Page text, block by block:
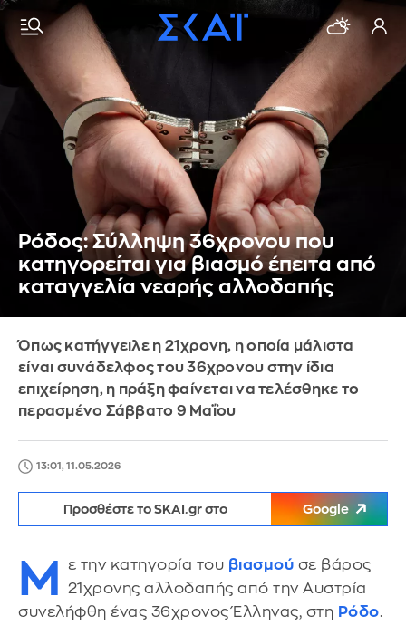
Ρόδος: Σύλληψη 36χρονου που
κατηγορείται για βιασμό έπειτα από
καταγγελία νεαρής αλλοδαπής
Όπως κατήγγειλε η 21χρονη, η οποία μάλιστα
είναι συνάδελφος του 36χρονου στην ίδια
επιχείρηση, η πράξη φαίνεται να τελέσθηκε το
περασμένο Σάββατο 9 Μαΐου
13:01, 11.05.2026
Προσθέστε το SKAI.gr στο Google
Μ ε την κατηγορία του βιασμού σε βάρος
21χρονης αλλοδαπής από την Αυστρία
συνελήφθη ένας 36χρονος Έλληνας, στη Ρόδο.